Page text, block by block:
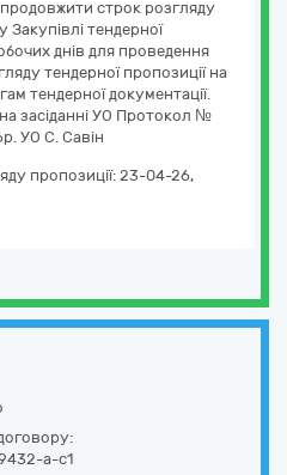
продовжити строк розгляду
Закупівлі тендерної
днів для проведення
тендерної пропозиції на
тендерної документації.
засіданні УО Протокол №
УО С. Савін
пропозиції: 23-04-26,
a-c1